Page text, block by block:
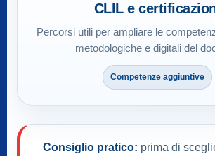
CLIL e
Percorsi utili per ampliare le
metodologiche e digitali del
Competenze aggiuntive
Consiglio pratico: prima di